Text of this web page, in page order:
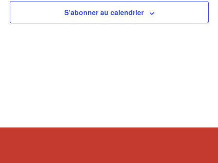
S’abonner au calendrier